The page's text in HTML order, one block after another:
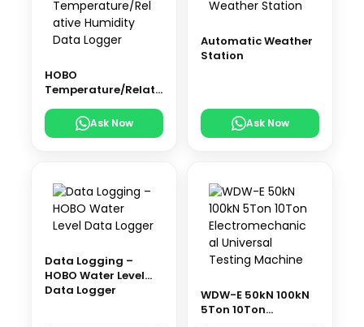
HOBO
Temperature/Relati
Logger Ask Now
Automatic Weather
Station
Ask Now
Data Logging –
HOBO Water Level
Data Logger
WDW-E 50kN 100kN
5Ton 10Ton